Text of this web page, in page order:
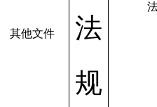
法
规
其他文件